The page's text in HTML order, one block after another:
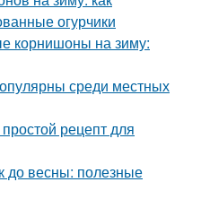
огурчики
корнишоны на зиму:
среди местных
рецепт для
до весны: полезные